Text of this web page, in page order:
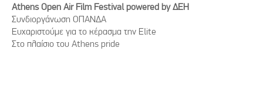
Athens Open Air Film Festival powered by ΔΕΗ
Συνδιοργάνωση ΟΠΑΝΔΑ
Ευχαριστούμε για το κέρασμα την Elite
Στο πλαίσιο του Athens pride